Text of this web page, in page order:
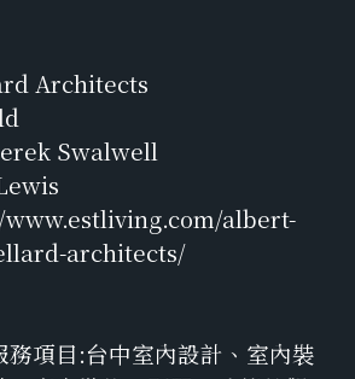
Architects
Swalwell
albert-
architects/
務項目:台中室內設計、室內裝